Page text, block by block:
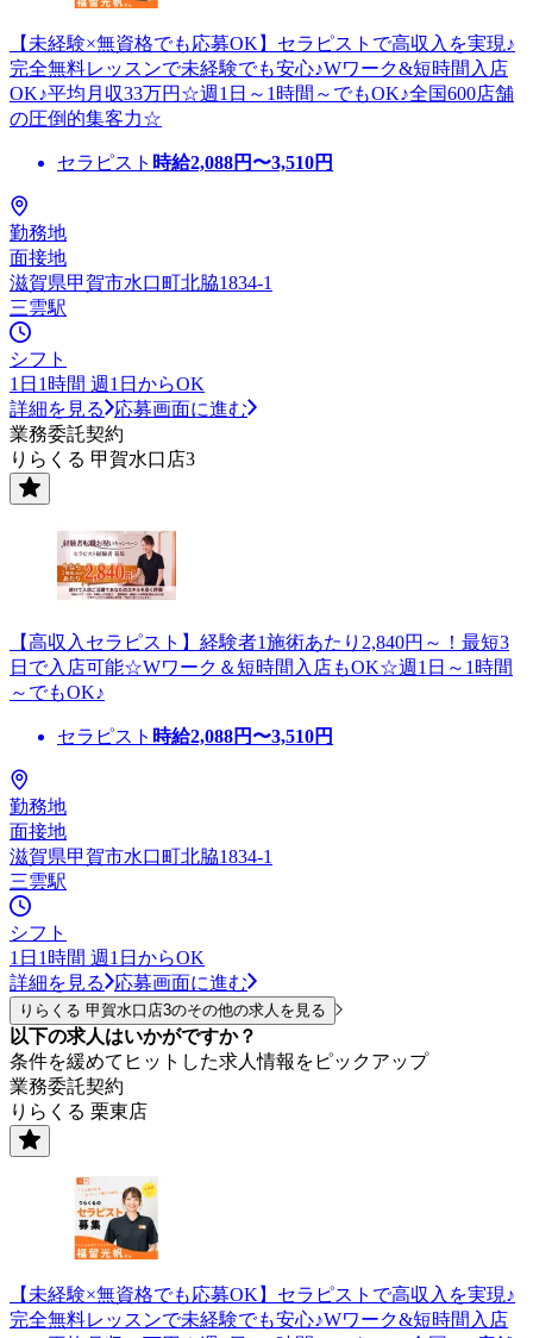
【未経験×無資格でも応募OK】セラピストで高収入を実現♪
完全無料レッスンで未経験でも安心♪Wワーク&短時間入店
OK♪平均月収33万円☆週1日～1時間～でもOK♪全国600店舗
の圧倒的集客力☆
セラピスト 時給2,088円〜3,510円
勤務地
面接地
滋賀県甲賀市水口町北脇1834-1
三雲駅
シフト
1日1時間 週1日からOK
詳細を見る
応募画面に進む
業務委託契約
りらくる 甲賀水口店3
【高収入セラピスト】経験者1施術あたり2,840円～！最短3
日で入店可能☆Wワーク＆短時間入店もOK☆週1日～1時間
～でもOK♪
セラピスト 時給2,088円〜3,510円
勤務地
面接地
滋賀県甲賀市水口町北脇1834-1
三雲駅
シフト
1日1時間 週1日からOK
詳細を見る
応募画面に進む
りらくる 甲賀水口店3のその他の求人を見る
以下の求人はいかがですか？
条件を緩めてヒットした求人情報をピックアップ
業務委託契約
りらくる 栗東店
【未経験×無資格でも応募OK】セラピストで高収入を実現♪
完全無料レッスンで未経験でも安心♪Wワーク&短時間入店